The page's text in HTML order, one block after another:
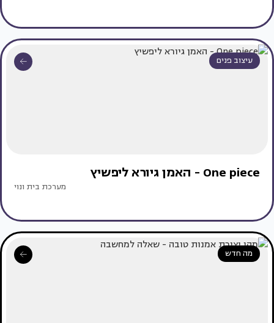
עיצוב פנים
One piece - האמן גיורא ליפשיץ
מערכת בית ונוי
מה חדש